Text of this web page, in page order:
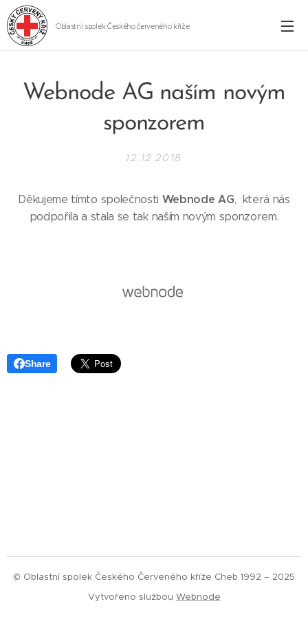
Oblastní spolek Českého červeného kříže
Webnode AG naším novým
sponzorem
12.12.2018
Děkujeme tímto společnosti Webnode AG, která nás
podpořila a stala se tak naším novým sponzorem.
Share
© Oblastní spolek Českého Červeného kříže Cheb 1992 – 2025
Vytvořeno službou Webnode